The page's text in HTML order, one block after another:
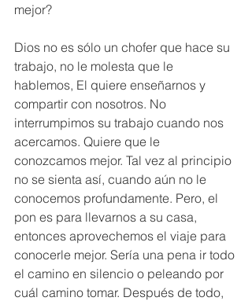
mejor?
Dios no es sólo un chofer que hace su
trabajo, no le molesta que le
hablemos, El quiere enseñarnos y
compartir con nosotros. No
interrumpimos su trabajo cuando nos
acercamos. Quiere que le
conozcamos mejor. Tal vez al principio
no se sienta así, cuando aún no le
conocemos profundamente. Pero, el
pon es para llevarnos a su casa,
entonces aprovechemos el viaje para
conocerle mejor. Sería una pena ir todo
el camino en silencio o peleando por
cuál camino tomar. Después de todo,